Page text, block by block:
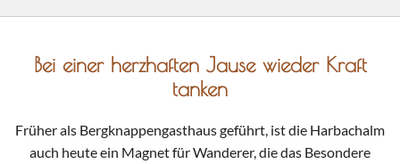
Bei einer herzhaften Jause wieder Kraft
tanken
Früher als Bergknappengasthaus geführt, ist die Harbachalm
auch heute ein Magnet für Wanderer, die das Besondere